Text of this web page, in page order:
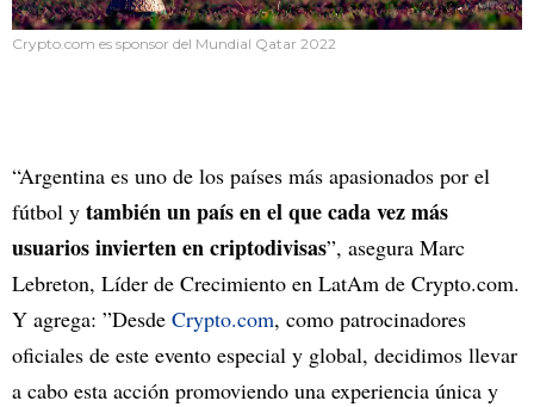
Crypto.com es sponsor del Mundial Qatar 2022
“Argentina es uno de los países más apasionados por el
fútbol y también un país en el que cada vez más
usuarios invierten en criptodivisas”, asegura Marc
Lebreton, Líder de Crecimiento en LatAm de Crypto.com.
Y agrega: ”Desde Crypto.com, como patrocinadores
oficiales de este evento especial y global, decidimos llevar
a cabo esta acción promoviendo una experiencia única y